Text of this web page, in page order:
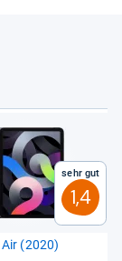
Sehr gut
1,4
(2020)